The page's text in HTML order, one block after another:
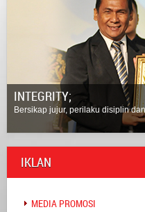
Integrity;
Bersikap jujur, perilaku disiplin
IKLAN
MEDIA PROMOSI